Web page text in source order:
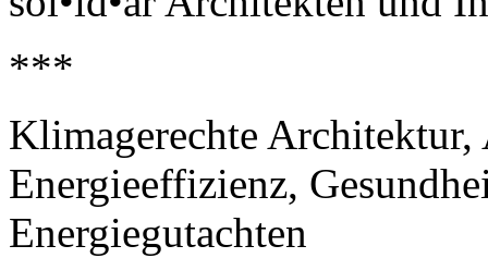
***
Klimagerechte Architektur,
Energieeffizienz,
Energiegutachten